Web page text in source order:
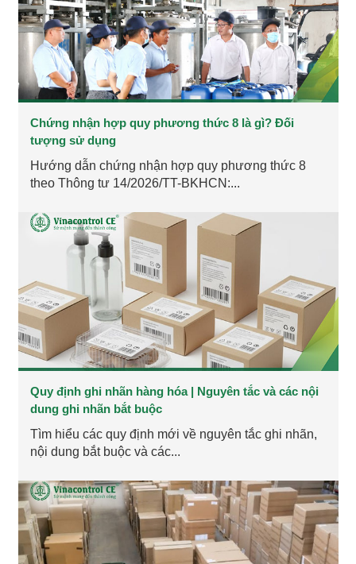
Chứng nhận hợp quy phương thức 8 là gì? Đối
tượng sử dụng
Hướng dẫn chứng nhận hợp quy phương thức 8
theo Thông tư 14/2026/TT-BKHCN:...
Quy định ghi nhãn hàng hóa | Nguyên tắc và các nội
dung ghi nhãn bắt buộc
Tìm hiểu các quy định mới về nguyên tắc ghi nhãn,
nội dung bắt buộc và các...